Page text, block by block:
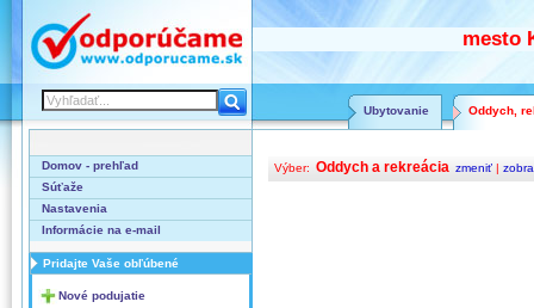
mesto
Oddych,
Ubytovanie
Domov - prehľad
Súťaže
Nastavenia
Informácie na e-mail
Pridajte Vaše obľúbené
Nové podujatie
Výber: Oddych a rekreácia zmeniť |